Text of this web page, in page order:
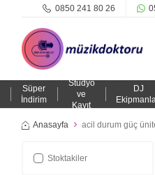
0850 241 80 26
Süper
İndirim
Stüdyo
ve
Kayıt
DJ
Anasayfa
acil durum güç
Stoktakiler